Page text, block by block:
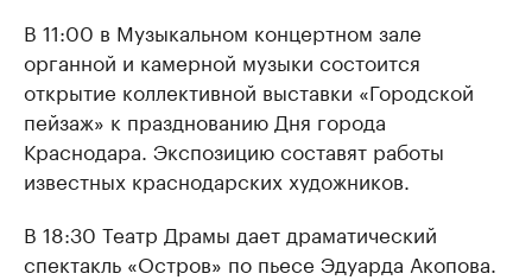
В 11:00 в Музыкальном концертном зале
органной и камерной музыки состоится
открытие коллективной выставки «Городской
пейзаж» к празднованию Дня города
Краснодара. Экспозицию составят работы
известных краснодарских художников.
В 18:30 Театр Драмы дает драматический
спектакль «Остров» по пьесе Эдуарда Акопова.